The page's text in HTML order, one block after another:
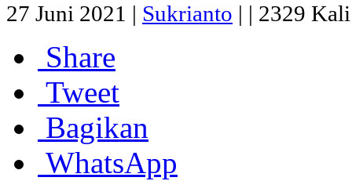
27 Juni 2021 | Sukrianto | | 2329
Share
Tweet
Bagikan
WhatsApp